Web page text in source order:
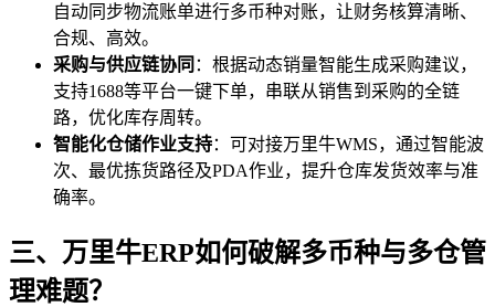
自动同步物流账单进行多币种对账，让财务核算清晰、
合规、高效。
采购与供应链协同 ：根据动态销量智能生成采购建议，
支持1688等平台一键下单，串联从销售到采购的全链
路，优化库存周转。
智能化仓储作业支持：可对接万里牛WMS，通过智能波
次、最优拣货路径及PDA作业，提升仓库发货效率与准
确率。
三、万里牛ERP如何破解多币种与多仓管
理难题？